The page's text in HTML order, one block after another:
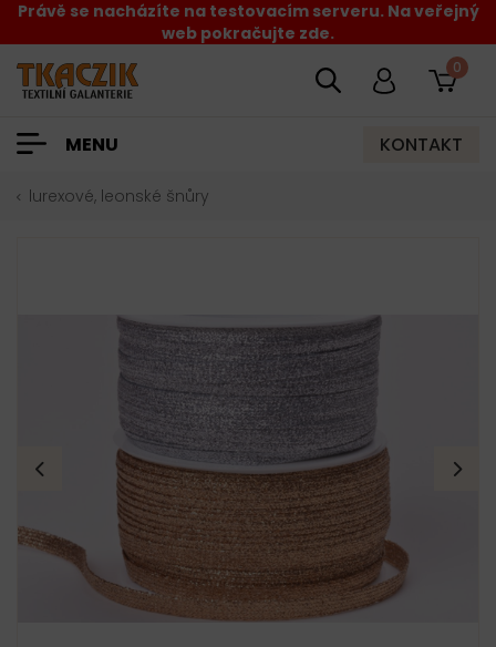
Právě se nacházíte na testovacím serveru. Na veřejný
web pokračujte zde.
0
MENU KONTAKT
lurexové, leonské šnůry